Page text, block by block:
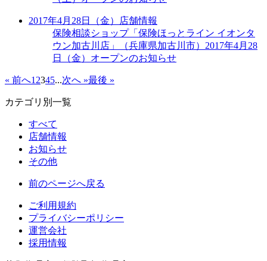
2017年4月28日（金）
店舗情報
保険相談ショップ「保険ほっとライン イオンタ
ウン加古川店」（兵庫県加古川市）2017年4月28
日（金）オープンのお知らせ
« 前へ1 2345...次へ »最後 »
カテゴリ別一覧
すべて
店舗情報
お知らせ
その他
前のページへ戻る
ご利用規約
プライバシーポリシー
運営会社
採用情報